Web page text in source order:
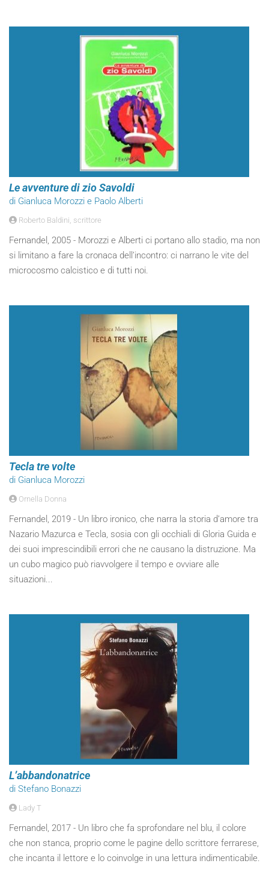
Le avventure di zio Savoldi
di Gianluca Morozzi e Paolo Alberti
Roberto Baldini, scrittore
Fernandel, 2005 - Morozzi e Alberti ci portano allo stadio, ma non
si limitano a fare la cronaca dell’incontro: ci narrano le vite del
microcosmo calcistico e di tutti noi.
Tecla tre volte
di Gianluca Morozzi
Ornella Donna
Fernandel, 2019 - Un libro ironico, che narra la storia d’amore tra
Nazario Mazurca e Tecla, sosia con gli occhiali di Gloria Guida e
dei suoi imprescindibili errori che ne causano la distruzione. Ma
un cubo magico può riavvolgere il tempo e ovviare alle
situazioni...
L’abbandonatrice
di Stefano Bonazzi
Lady T
Fernandel, 2017 - Un libro che fa sprofondare nel blu, il colore
che non stanca, proprio come le pagine dello scrittore ferrarese,
che incanta il lettore e lo coinvolge in una lettura indimenticabile.